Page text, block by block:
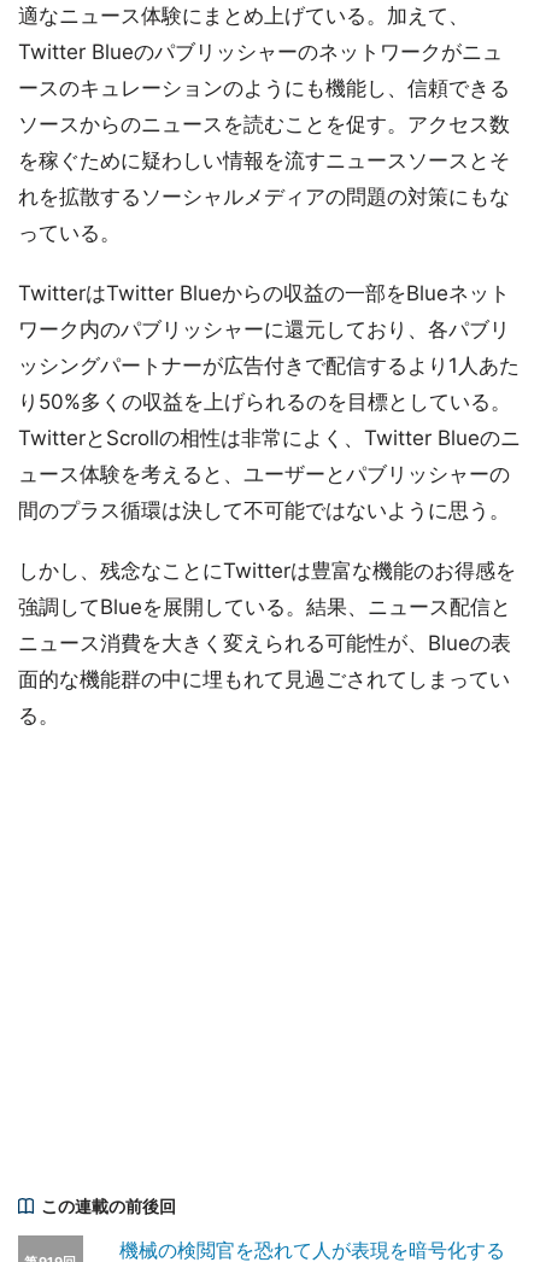
適なニュース体験にまとめ上げている。加えて、
Twitter Blueのパブリッシャーのネットワークがニュ
ースのキュレーションのようにも機能し、信頼できる
ソースからのニュースを読むことを促す。アクセス数
を稼ぐために疑わしい情報を流すニュースソースとそ
れを拡散するソーシャルメディアの問題の対策にもな
っている。
TwitterはTwitter Blueからの収益の一部をBlueネット
ワーク内のパブリッシャーに還元しており、各パブリ
ッシングパートナーが広告付きで配信するより1人あた
り50%多くの収益を上げられるのを目標としている。
TwitterとScrollの相性は非常によく、Twitter Blueのニ
ュース体験を考えると、ユーザーとパブリッシャーの
間のプラス循環は決して不可能ではないように思う。
しかし、残念なことにTwitterは豊富な機能のお得感を
強調してBlueを展開している。結果、ニュース配信と
ニュース消費を大きく変えられる可能性が、Blueの表
面的な機能群の中に埋もれて見過ごされてしまってい
る。
この連載の前後回
機械の検閲官を恐れて人が表現を暗号化する